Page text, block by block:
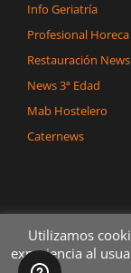
Info Geriatría
Profesional Horeca
Restauración News
News 3ª Edad
Mab Hostelero
Caternews
Utilizamos
experiencia al